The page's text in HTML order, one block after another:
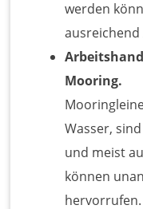
werden
Mooring.
Wasser,
und meist
können
hervorrufen.